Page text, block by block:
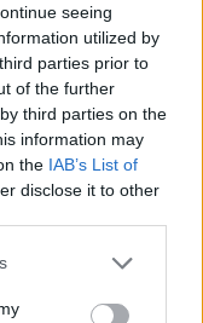
seeing
utilized by
parties prior to
of the further
third parties on the
information may
the IAB’s List of
disclose it to other
or more Google
You may click to